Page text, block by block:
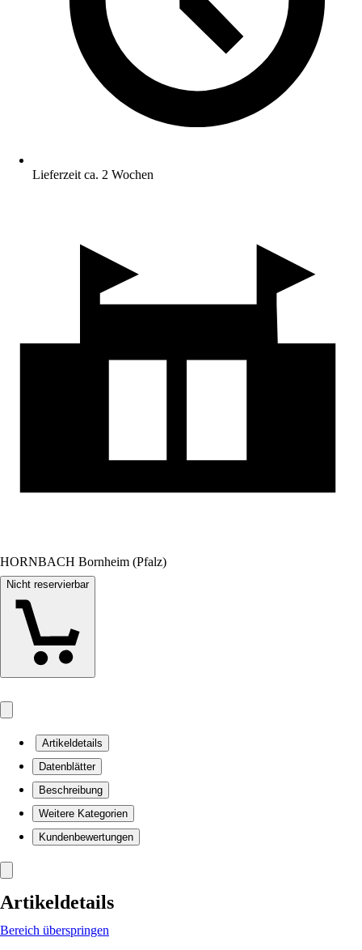
Lieferzeit ca. 2 Wochen
HORNBACH Bornheim (Pfalz)
Nicht reservierbar
Artikeldetails
Datenblätter
Beschreibung
Weitere Kategorien
Kundenbewertungen
Artikeldetails
Bereich überspringen